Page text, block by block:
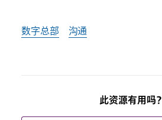
数字总部 沟通
此资源有用吗？